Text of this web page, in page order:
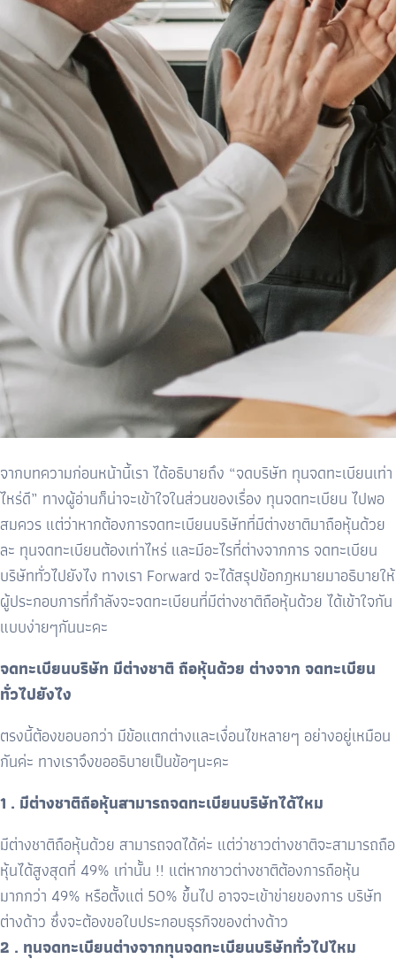
จากบทความก่อนหน้านี้เรา ได้อธิบายถึง “จดบริษัท ทุนจดทะเบียนเท่า
ไหร่ดี” ทางผู้อ่านก็น่าจะเข้าใจในส่วนของเรื่อง ทุนจดทะเบียน ไปพอ
สมควร แต่ว่าหากต้องการจดทะเบียนบริษัทที่มีต่างชาติมาถือหุ้นด้วย
ละ ทุนจดทะเบียนต้องเท่าไหร่ และมีอะไรที่ต่างจากการ จดทะเบียน
บริษัททั่วไปยังไง ทางเรา Forward จะได้สรุปข้อกฎหมายมาอธิบายให้
ผู้ประกอบการที่กำลังจะจดทะเบียนที่มีต่างชาติถือหุ้นด้วย ได้เข้าใจกัน
แบบง่ายๆกันนะคะ
จดทะเบียนบริษัท มีต่างชาติ ถือหุ้นด้วย ต่างจาก จดทะเบียน
ทั่วไปยังไง
ตรงนี้ต้องขอบอกว่า มีข้อแตกต่างและเงื่อนไขหลายๆ อย่างอยู่เหมือน
กันค่ะ ทางเราจึงขออธิบายเป็นข้อๆนะคะ
1 . มีต่างชาติถือหุ้นสามารถจดทะเบียนบริษัทได้ไหม
มีต่างชาติถือหุ้นด้วย สามารถจดได้ค่ะ แต่ว่าชาวต่างชาติจะสามารถถือ
หุ้นได้สูงสุดที่ 49% เท่านั้น !! แต่หากชาวต่างชาติต้องการถือหุ้น
มากกว่า 49% หรือตั้งแต่ 50% ขึ้นไป อาจจะเข้าข่ายของการ บริษัท
ต่างด้าว ซึ่งจะต้องขอใบประกอบธุรกิจของต่างด้าว
2 . ทุนจดทะเบียนต่างจากทุนจดทะเบียนบริษัททั่วไปไหม